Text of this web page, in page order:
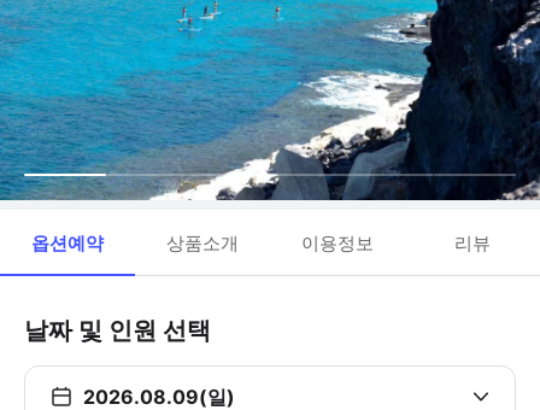
옵션예약 상품소개 이용정보 리뷰
날짜 및 인원 선택
2026.08.09(일)